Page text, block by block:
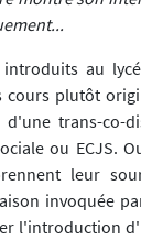
au
cours plutôt
trans-co-
ou ECJS.
leur
invoquée
l'introduction